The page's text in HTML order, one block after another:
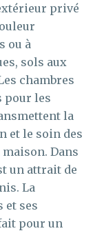
privé
ou à
sols aux
chambres
pour les
la
et le soin des
Dans
un attrait de
La
et ses
pour un